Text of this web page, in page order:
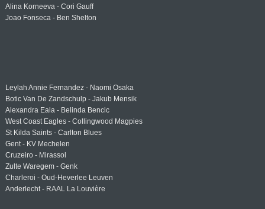
Alina Korneeva - Cori Gauff
Joao Fonseca - Ben Shelton
Leylah Annie Fernandez - Naomi Osaka
Botic Van De Zandschulp - Jakub Mensik
Alexandra Eala - Belinda Bencic
West Coast Eagles - Collingwood Magpies
St Kilda Saints - Carlton Blues
Gent - KV Mechelen
Cruzeiro - Mirassol
Zulte Waregem - Genk
Charleroi - Oud-Heverlee Leuven
Anderlecht - RAAL La Louvière